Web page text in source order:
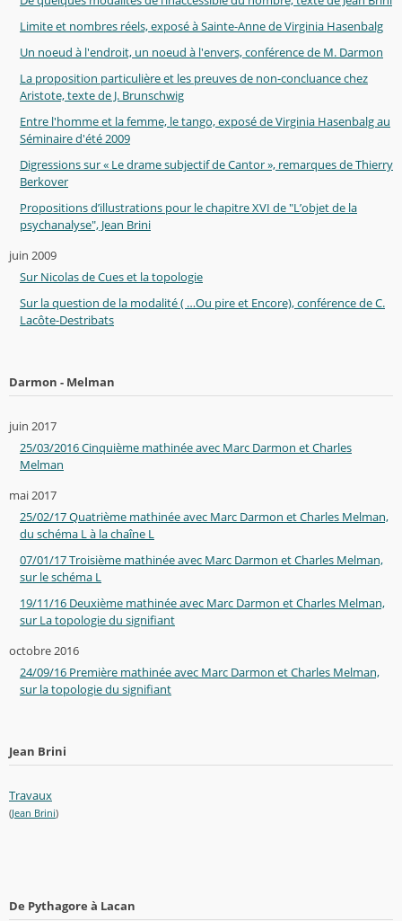
Limite et nombres réels, exposé à Sainte-Anne de Virginia Hasenbalg
Un noeud à l'endroit, un noeud à l'envers, conférence de M. Darmon
La proposition particulière et les preuves de non-concluance chez
Aristote, texte de J. Brunschwig
Entre l'homme et la femme, le tango, exposé de Virginia Hasenbalg au
Séminaire d'été 2009
Digressions sur « Le drame subjectif de Cantor », remarques de Thierry
Berkover
Propositions d’illustrations pour le chapitre XVI de "L’objet de la
psychanalyse", Jean Brini
juin 2009
Sur Nicolas de Cues et la topologie
Sur la question de la modalité ( …Ou pire et Encore), conférence de C.
Lacôte-Destribats
Darmon - Melman
juin 2017
25/03/2016 Cinquième mathinée avec Marc Darmon et Charles
Melman
mai 2017
25/02/17 Quatrième mathinée avec Marc Darmon et Charles Melman,
du schéma L à la chaîne L
07/01/17 Troisième mathinée avec Marc Darmon et Charles Melman,
sur le schéma L
19/11/16 Deuxième mathinée avec Marc Darmon et Charles Melman,
sur La topologie du signifiant
octobre 2016
24/09/16 Première mathinée avec Marc Darmon et Charles Melman,
sur la topologie du signifiant
Jean Brini
Travaux
(Jean Brini)
De Pythagore à Lacan